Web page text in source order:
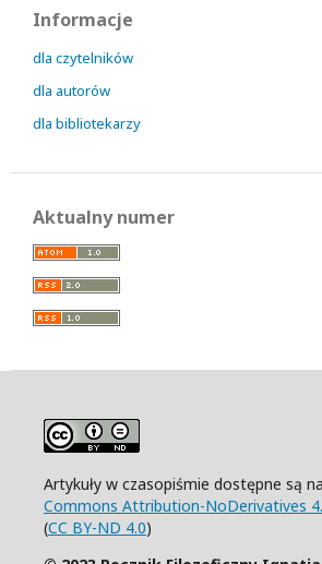
Informacje
dla czytelników
dla autorów
dla bibliotekarzy
Aktualny numer
Artykuły w czasopiśmie dostępne są
Commons Attribution-NoDerivatives
(CC BY-ND 4.0)